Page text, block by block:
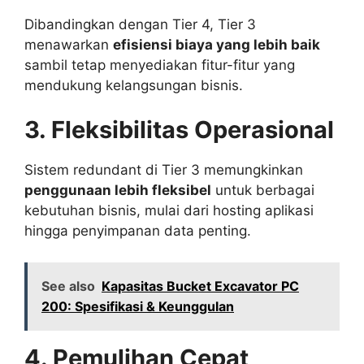
Dibandingkan dengan Tier 4, Tier 3
menawarkan efisiensi biaya yang lebih baik
sambil tetap menyediakan fitur-fitur yang
mendukung kelangsungan bisnis.
3. Fleksibilitas Operasional
Sistem redundant di Tier 3 memungkinkan
penggunaan lebih fleksibel untuk berbagai
kebutuhan bisnis, mulai dari hosting aplikasi
hingga penyimpanan data penting.
See also Kapasitas Bucket Excavator PC
200: Spesifikasi & Keunggulan
4. Pemulihan Cepat